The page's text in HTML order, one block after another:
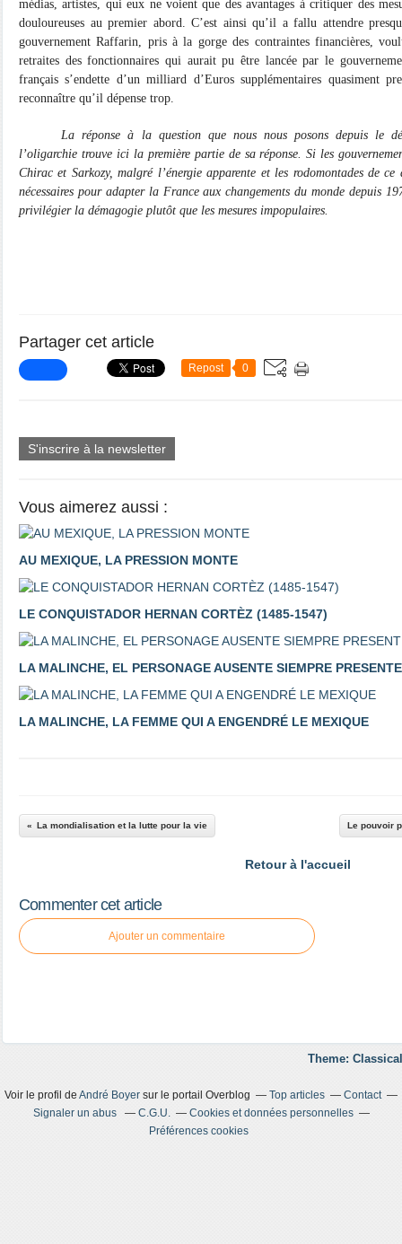
médias, artistes, qui eux ne voient que des avantages à critiquer des
douloureuses au premier abord. C’est ainsi qu’il a fallu attendre
gouvernement Raffarin, pris à la gorge des contraintes financières,
retraites des fonctionnaires qui aurait pu être lancée par le
français s’endette d’un milliard d’Euros supplémentaires quasiment
reconnaître qu’il dépense trop.
La réponse à la question que nous nous posons depuis le
l’oligarchie trouve ici la première partie de sa réponse. Si les
Chirac et Sarkozy, malgré l’énergie apparente et les rodomontades de ce
nécessaires pour adapter la France aux changements du monde depuis
privilégier la démagogie plutôt que les mesures impopulaires.
Partager cet article
Repost 0
S'inscrire à la newsletter
Vous aimerez aussi :
AU MEXIQUE, LA PRESSION MONTE
LE CONQUISTADOR HERNAN CORTÈZ (1485-1547)
LA MALINCHE, EL PERSONAGE AUSENTE SIEMPRE
LA MALINCHE, LA FEMME QUI A ENGENDRÉ LE MEXIQUE
La mondialisation et la lutte pour la vie Le pouvoir
Retour à l'accueil
Commenter cet article
Ajouter un commentaire
Theme:
Voir le profil de André Boyer sur le portail Overblog Top articles
Contact
Signaler un abus
C.G.U.
Cookies et données personnelles
Préférences cookies